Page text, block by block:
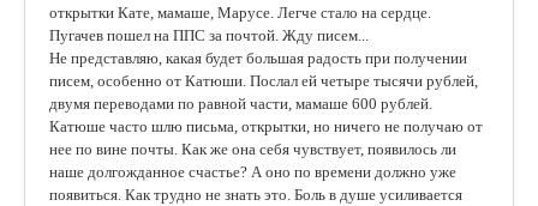
открытки Кате, мамаше, Марусе. Легче стало на сердце.
Пугачев пошел на ППС за почтой. Жду писем...
Не представляю, какая будет большая радость при получении
писем, особенно от Катюши. Послал ей четыре тысячи рублей,
двумя переводами по равной части, мамаше 600 рублей.
Катюше часто шлю письма, открытки, но ничего не получаю от
нее по вине почты. Как же она себя чувствует, появилось ли
наше долгожданное счастье? А оно по времени должно уже
появиться. Как трудно не знать это. Боль в душе усиливается